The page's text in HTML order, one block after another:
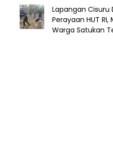
Lapangan Cisuru
Perayaan HUT RI,
Warga Satukan